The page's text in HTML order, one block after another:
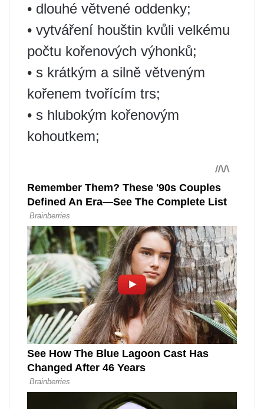
• dlouhé větvené oddenky;
• vytváření houštin kvůli velkému
počtu kořenových výhonků;
• s krátkým a silně větveným
kořenem tvořícím trs;
• s hlubokým kořenovým
kohoutkem;